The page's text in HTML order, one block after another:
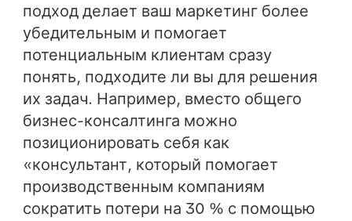
подход делает ваш маркетинг более
убедительным и помогает
потенциальным клиентам сразу
понять, подходите ли вы для решения
их задач. Например, вместо общего
бизнес-консалтинга можно
позиционировать себя как
«консультант, который помогает
производственным компаниям
сократить потери на 30 % с помощью